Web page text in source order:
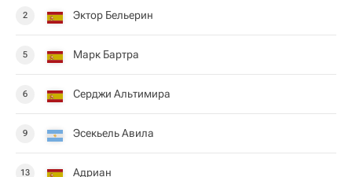
2 Эктор Бельерин
5 Марк Бартра
6 Серджи Альтимира
9 Эсекьель Авила
13 Адриан